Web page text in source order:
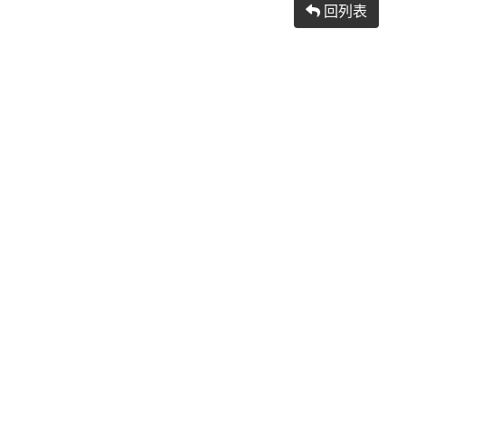
回列表